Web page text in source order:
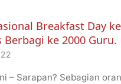
Breakfast Day
Berbagi ke 2000 Guru.
– Sarapan? Sebagian